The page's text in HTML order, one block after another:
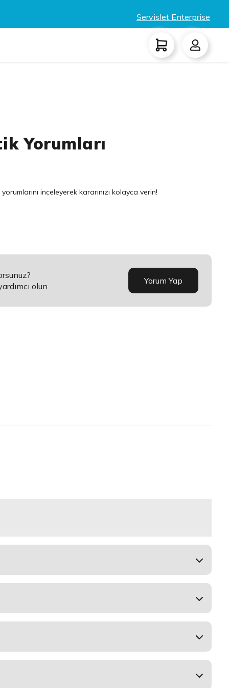
Servislet Enterprise
Yorumları
inceleyerek kararınızı kolayca verin!
olun.
Yorum Yap